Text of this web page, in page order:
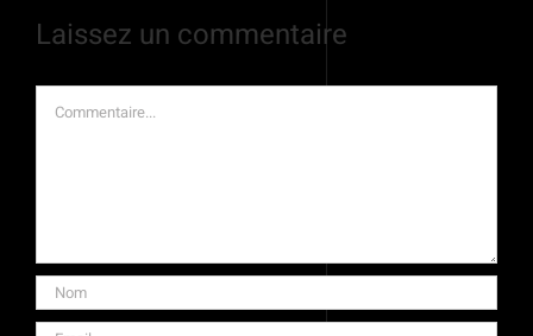
Laissez un commentaire
Commentaire